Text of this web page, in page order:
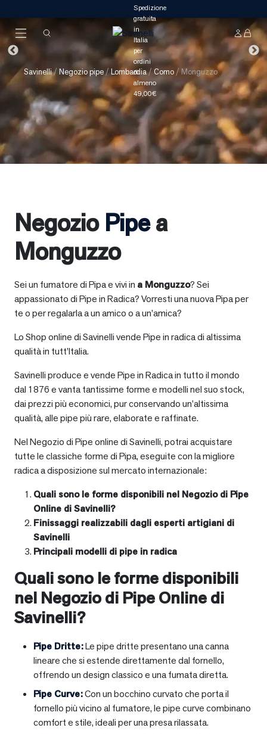
Savinelli/ Negozio pipe/Lombardia/Como / Monguzzo
Negozio Pipea
Monguzzo
Sei un fumatore di Pipa e vivi in a Monguzzo? Sei
appassionato di Pipe in Radica? Vorresti una nuova Pipa per
te o per regalarla a un amico o a un’amica?
Lo Shop online di Savinelli vende Pipe in radica di altissima
qualità in tutt’Italia.
Savinelli produce e vende Pipe in Radica in tutto il mondo
dal 1876 e vanta tantissime forme e modelli nel suo stock,
dai prezzi più economici, pur conservando un’altissima
qualità, alle pipe più rare, elaborate e raffinate.
Nel Negozio di Pipe online di Savinelli, potrai acquistare
tutte le classiche forme di Pipa, eseguite con la migliore
radica a disposizione sul mercato internazionale:
Quali sono le forme disponibili nel Negozio di Pipe
Online di Savinelli?
Finissaggi realizzabili dagli esperti artigiani di
Savinelli
Principali modelli di pipe in radica
Quali sono le forme disponibili
nel Negozio di Pipe Online di
Savinelli?
Pipe Dritte:Le pipe dritte presentano una canna
lineare che si estende direttamente dal fornello,
offrendo un design classico e una fumata diretta.
Pipe Curve:Con un bocchino curvato che porta il
fornello più vicino al fumatore, le pipe curve combinano
comfort e stile, ideali per una presa rilassata.